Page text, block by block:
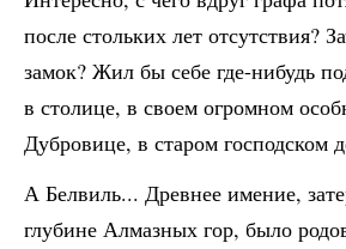
после стольких лет отсутствия?
замок? Жил бы себе где-нибудь
в столице, в своем огромном
Дубровице, в старом господском
А Белвиль... Древнее имение,
глубине Алмазных гор, было